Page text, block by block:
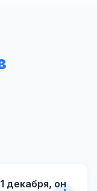
декабря, он